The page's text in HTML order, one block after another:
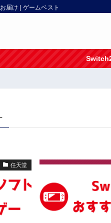
届け | ゲームベスト
任天堂